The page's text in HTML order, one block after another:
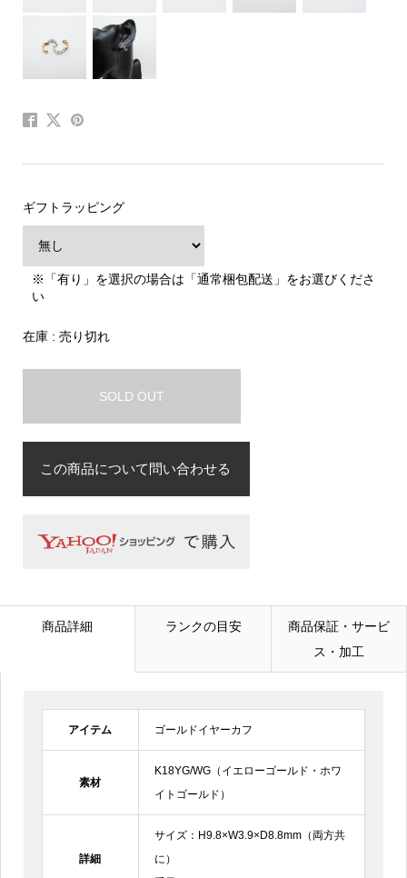
ギフトラッピング
※「有り」を選択の場合は「通常梱包配送」をお選びくださ
い
在庫 : 売り切れ
SOLD OUT
この商品について問い合わせる
お問合せ内容 必須
商品詳細 ランクの目安
商品保証・サービ
ス・加工
アイテム ゴールドイヤーカフ
素材
K18YG/WG（イエローゴールド・ホワ
イトゴールド）
詳細
サイズ：H9.8×W3.9×D8.8mm（両方共
に）